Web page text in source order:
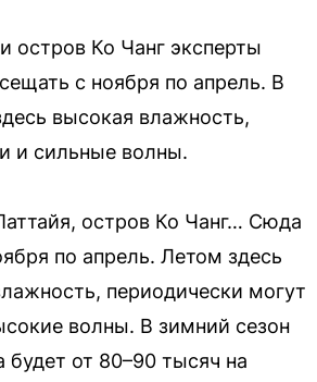
остров Ко Чанг эксперты
с ноября по апрель. В
высокая влажность,
и сильные волны.
остров Ко Чанг… Сюда
по апрель. Летом здесь
периодически могут
волны. В зимний сезон
будет от 80–90 тысяч на